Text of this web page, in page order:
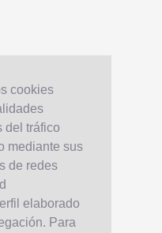
cookies
del tráfico
mediante sus
de redes
elaborado
Para